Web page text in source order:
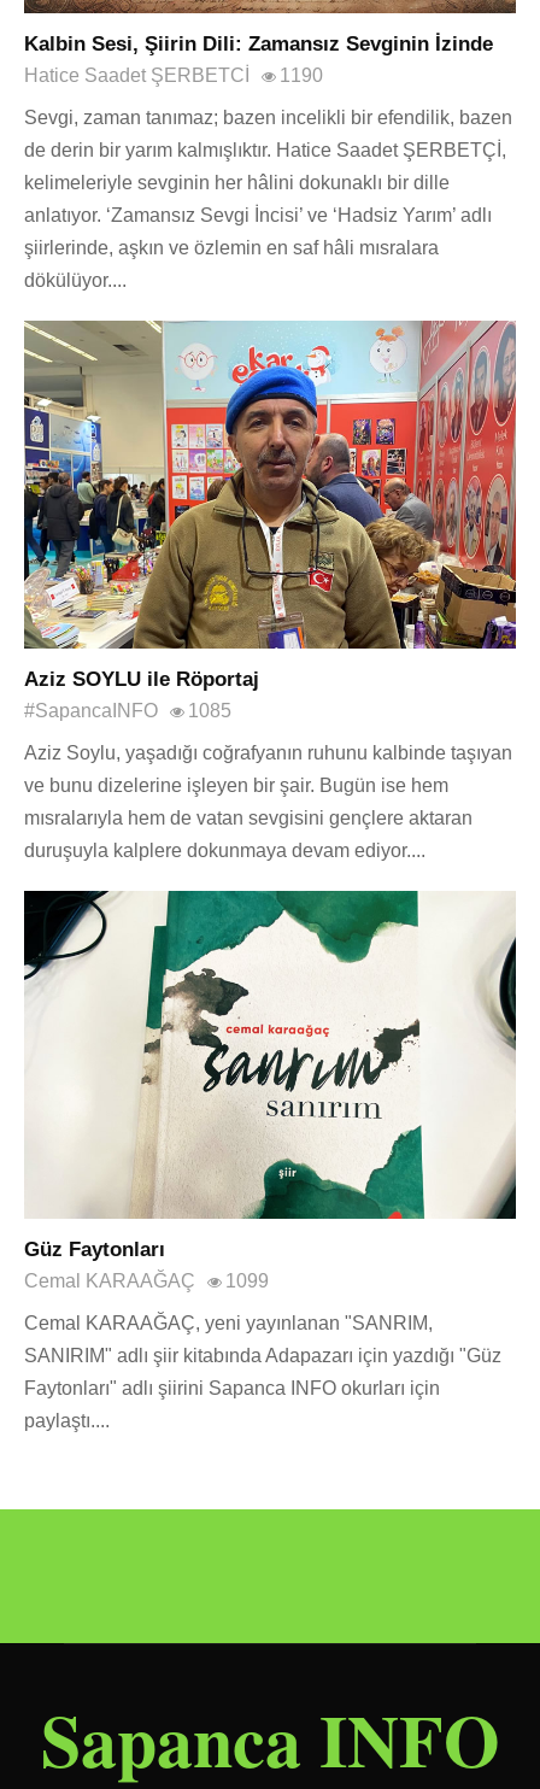
Kalbin Sesi, Şiirin Dili: Zamansız Sevginin İzinde
Hatice Saadet ŞERBETCİ 1190
Sevgi, zaman tanımaz; bazen incelikli bir efendilik, bazen
de derin bir yarım kalmışlıktır. Hatice Saadet ŞERBETÇİ,
kelimeleriyle sevginin her hâlini dokunaklı bir dille
anlatıyor. ‘Zamansız Sevgi İncisi’ ve ‘Hadsiz Yarım’ adlı
şiirlerinde, aşkın ve özlemin en saf hâli mısralara
dökülüyor....
Aziz SOYLU ile Röportaj
#SapancaINFO 1085
Aziz Soylu, yaşadığı coğrafyanın ruhunu kalbinde taşıyan
ve bunu dizelerine işleyen bir şair. Bugün ise hem
mısralarıyla hem de vatan sevgisini gençlere aktaran
duruşuyla kalplere dokunmaya devam ediyor....
Güz Faytonları
Cemal KARAAĞAÇ 1099
Cemal KARAAĞAÇ, yeni yayınlanan "SANRIM,
SANIRIM" adlı şiir kitabında Adapazarı için yazdığı "Güz
Faytonları" adlı şiirini Sapanca INFO okurları için
paylaştı....
Sapanca INFO